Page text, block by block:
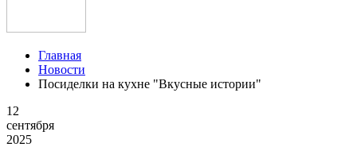
Главная
Новости
Посиделки на кухне "Вкусные истории"
12
сентября
2025